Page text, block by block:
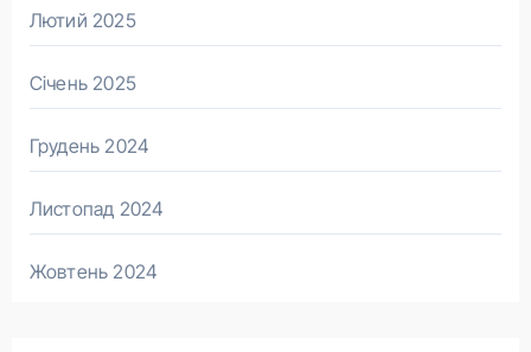
Лютий 2025
Січень 2025
Грудень 2024
Листопад 2024
Жовтень 2024